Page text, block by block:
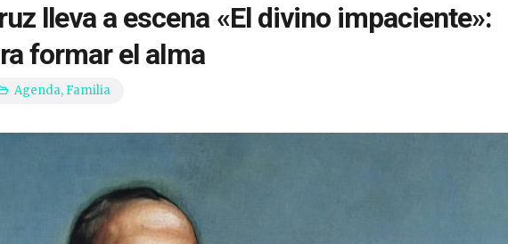
lleva a escena «El divino impaciente»:
formar el alma
Agenda, Familia